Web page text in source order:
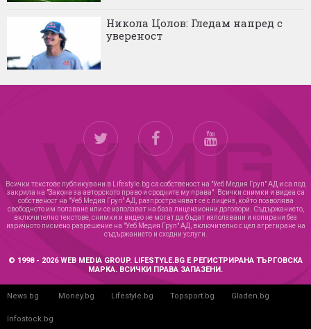
Никола Цолов: Гледам напред с
увереност
Всички текстове публикувани в Lifestyle.bg са собственост на "Уеб Медия Груп" АД и са под
закрила на "Закона за авторското право и сродните му права". Всички снимки и видеа са
собственост на "Уеб Медия Груп" АД, разпространяват се с лиценз, който позволява
свободното им ползване или се използват на база лицензионни договори. Съдържанието,
включително текстове, снимки и видео не могат да бъдат използвани и копирани без
изричното писмено разрешение на "Уеб Медия Груп" АД, включително с цел агрегиране на
съдържанието и сходни услуги.
© 1998 - 2026 WEB MEDIA GROUP. LIFESTYLE.BG Е РЕГИСТРИРАНА ТЪРГОВСКА
МАРКА. ВСИЧКИ ПРАВА ЗАПАЗЕНИ.
News.bg Money.bg Lifestyle.bg Topsport.bg Gladen.bg
Infostock.bg